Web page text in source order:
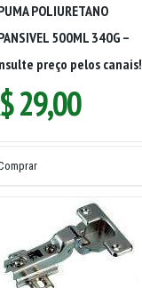
POLIURETANO
500ML 340G –
preço pelos canais!
29,00